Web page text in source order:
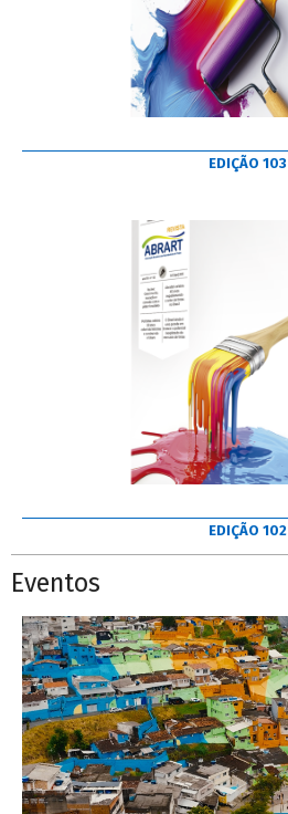
EDIÇÃO 103
EDIÇÃO 102
Eventos